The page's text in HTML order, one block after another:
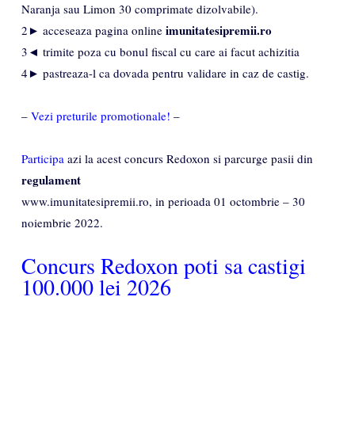
Naranja sau Limon 30 comprimate dizolvabile).
2► acceseaza pagina online imunitatesipremii.ro
3◄ trimite poza cu bonul fiscal cu care ai facut achizitia
4► pastreaza-l ca dovada pentru validare in caz de castig.
– Vezi preturile promotionale! –
Participa azi la acest concurs Redoxon si parcurge pasii din
regulament
www.imunitatesipremii.ro, in perioada 01 octombrie – 30
noiembrie 2022.
Concurs Redoxon poti sa castigi
100.000 lei 2026